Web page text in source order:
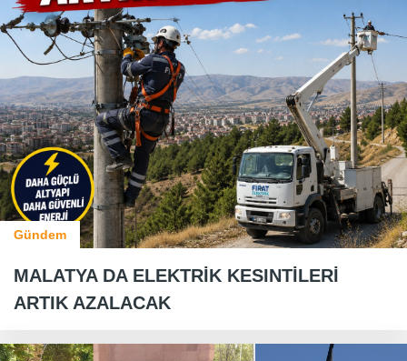
Gündem
MALATYA DA ELEKTRİK KESINTİLERİ
ARTIK AZALACAK